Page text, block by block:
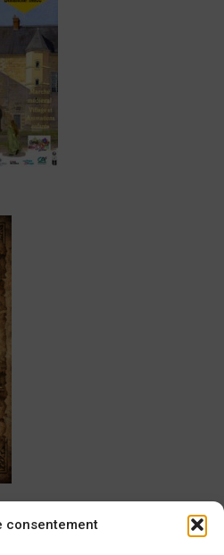
consentement
:
associations/comite-des-